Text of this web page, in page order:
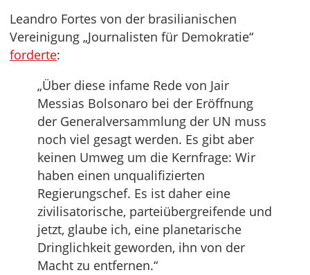
Leandro Fortes von der brasilianischen
Vereinigung „Journalisten für Demokratie“
forderte:
„Über diese infame Rede von Jair
Messias Bolsonaro bei der Eröffnung
der Generalversammlung der UN muss
noch viel gesagt werden. Es gibt aber
keinen Umweg um die Kernfrage: Wir
haben einen unqualifizierten
Regierungschef. Es ist daher eine
zivilisatorische, parteiübergreifende und
jetzt, glaube ich, eine planetarische
Dringlichkeit geworden, ihn von der
Macht zu entfernen.“